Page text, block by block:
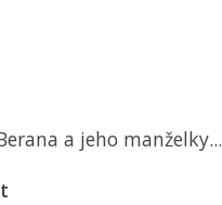
a jeho manželky...